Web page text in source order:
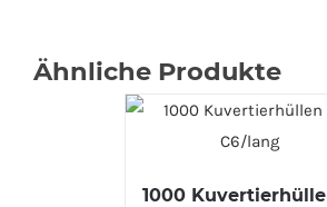
Ähnliche Produkte
1000